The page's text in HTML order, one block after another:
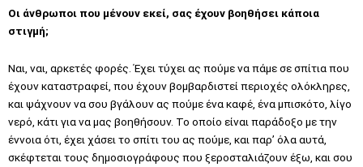
Οι άνθρωποι που μένουν εκεί, σας έχουν βοηθήσει κάποια
στιγμή;
Ναι, ναι, αρκετές φορές. Έχει τύχει ας πούμε να πάμε σε σπίτια που
έχουν καταστραφεί, που έχουν βομβαρδιστεί περιοχές ολόκληρες,
και ψάχνουν να σου βγάλουν ας πούμε ένα καφέ, ένα μπισκότο, λίγο
νερό, κάτι για να μας βοηθήσουν. Το οποίο είναι παράδοξο με την
έννοια ότι, έχει χάσει το σπίτι του ας πούμε, και παρ’ όλα αυτά,
σκέφτεται τους δημοσιογράφους που ξεροσταλιάζουν έξω, και σου